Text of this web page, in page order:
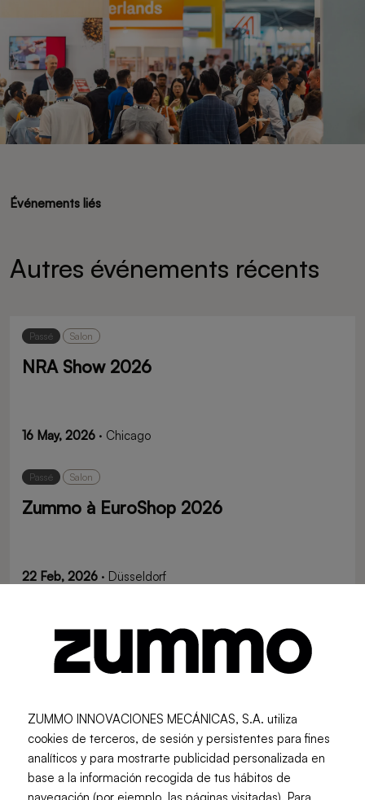
Événements liés
Autres événements récents
Passé Salon
NRA Show 2026
16 May, 2026 · Chicago
Passé Salon
Zummo à EuroShop 2026
22 Feb, 2026 · Düsseldorf
INTERNORGA 2026
22 Feb, 2026· Düsseldorf
Passé Salon
Host Milano 2025 : Le Grand Événement
ZUMMO INNOVACIONES MECÁNICAS, S.A. utiliza
cookies de terceros, de sesión y persistentes para fines
analíticos y para mostrarte publicidad personalizada en
base a la información recogida de tus hábitos de
navegación (por ejemplo, las páginas visitadas). Para